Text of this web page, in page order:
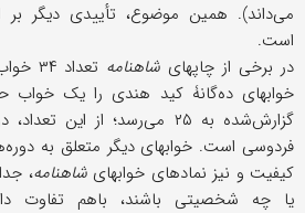
می‌داند). همین موضوع، تأییدی دیگر
است.
در برخی از چاپهای شاهنامه
خوابهای ده‌گانۀ کید هندی را یک خواب
گزارش‌شده به ۲۵ می‌رسد؛ از
فردوسی است. خوابهای دیگر متعلق به
کیفیت و نیز نمادهای خوابهایشاهنامه،
یا چه شخصیتی باشند، باهم تفاوت